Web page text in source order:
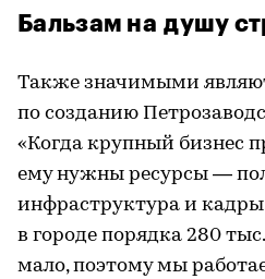
Бальзам на душу
Также значимыми
по созданию
«Когда крупный бизнес
ему нужны ресурсы —
инфраструктура и
в городе порядка 280
мало, поэтому мы